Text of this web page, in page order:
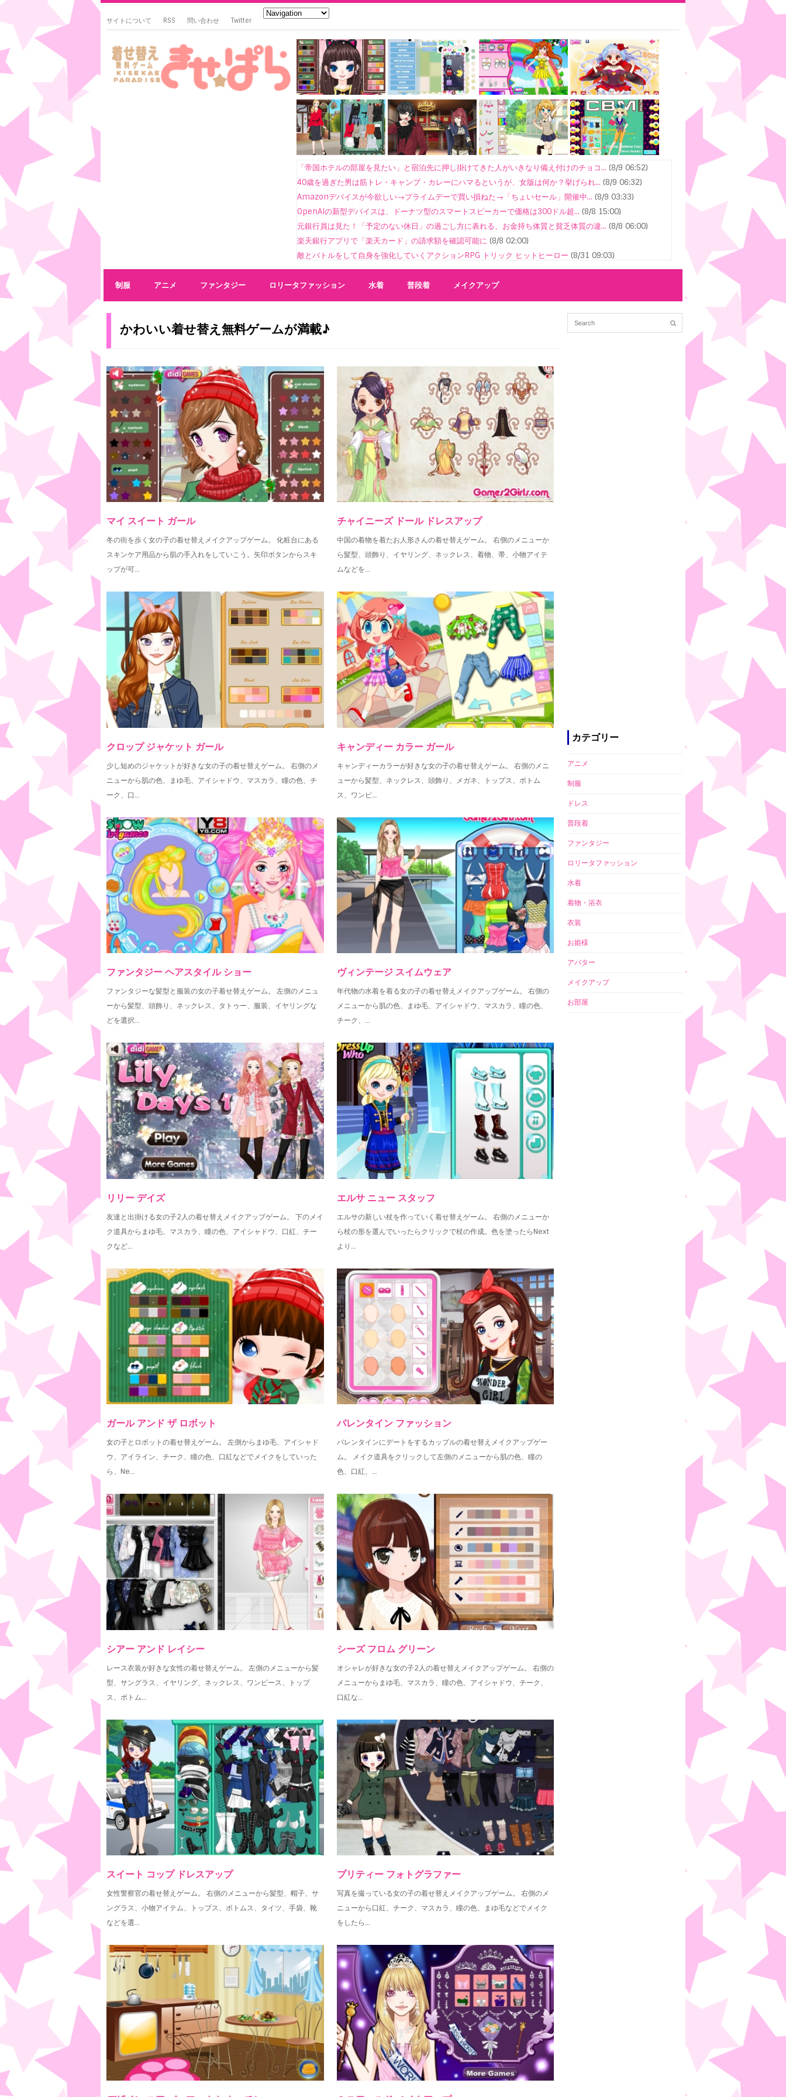
サイトについて RSS 問い合わせ Twitter
「帝国ホテルの部屋を見たい」と宿泊先に押し掛けてきた人がいきなり備え付けのチョコ... (8/9 06:52)
40歳を過ぎた男は筋トレ・キャンプ・カレーにハマるというが、女版は何か？挙げられ... (8/9 06:32)
Amazonデバイスが今欲しい→プライムデーで買い損ねた→「ちょいセール」開催中... (8/9 03:33)
OpenAIの新型デバイスは、ドーナツ型のスマートスピーカーで価格は300ドル超... (8/8 15:00)
元銀行員は見た！「予定のない休日」の過ごし方に表れる、お金持ち体質と貧乏体質の違... (8/8 06:00)
楽天銀行アプリで「楽天カード」の請求額を確認可能に (8/8 02:00)
敵とバトルをして自身を強化していくアクションRPG トリック ヒットヒーロー (8/31 09:03)
話題のオートミールダイエット！ 成功するやり方とレシピ・食べ方(12/23 01:40)
集中してるとき、「オレ今集中してるな」って思って集中途切れる
普段、動画とか投稿するタイミングは自分の中で、納得する時にtiktokも歌もあげ...(8/31 02:46)
キンプリ 戦闘力はまだ足りない
（たぶん）まだ誰も調査していないM-1データ 第2回 歴代でもっとも長い名前の出...
警察庁がDXを推進中…優良運転者講習のオンライン化に様々な声(9/30 01:50)
Powered by livedoor 相互RSS
制服 アニメ ファンタジー ロリータファッション 水着 普段着 メイクアップ
かわいい着せ替え無料ゲームが満載♪
マイ スイート ガール
冬の街を歩く女の子の着せ替えメイクアップゲーム。 化粧台にある
スキンケア用品から肌の手入れをしていこう。矢印ボタンからスキ
ップが可…
チャイニーズ ドール ドレスアップ
中国の着物を着たお人形さんの着せ替えゲーム。 右側のメニューか
ら髪型、頭飾り、イヤリング、ネックレス、着物、帯、小物アイテ
ムなどを…
クロップ ジャケット ガール
少し短めのジャケットが好きな女の子の着せ替えゲーム。 右側のメ
ニューから肌の色、まゆ毛、アイシャドウ、マスカラ、瞳の色、チ
ーク、口…
キャンディー カラー ガール
キャンディーカラーが好きな女の子の着せ替えゲーム。 右側のメニ
ューから髪型、ネックレス、頭飾り、メガネ、トップス、ボトム
ス、ワンピ…
ファンタジー ヘアスタイル ショー
ファンタジーな髪型と服装の女の子着せ替えゲーム。 左側のメニュ
ーから髪型、頭飾り、ネックレス、タトゥー、服装、イヤリングな
どを選択…
ヴィンテージ スイムウェア
年代物の水着を着る女の子の着せ替えメイクアップゲーム。 右側の
メニューから肌の色、まゆ毛、アイシャドウ、マスカラ、瞳の色、
チーク、…
リリー デイズ
友達と出掛ける女の子2人の着せ替えメイクアップゲーム。 下のメイ
ク道具からまゆ毛、マスカラ、瞳の色、アイシャドウ、口紅、チー
クなど…
エルサ ニュー スタッフ
エルサの新しい杖を作っていく着せ替えゲーム。 右側のメニューか
ら杖の形を選んでいったらクリックで杖の作成。色を塗ったらNext
より…
ガール アンド ザ ロボット
女の子とロボットの着せ替えゲーム。 左側からまゆ毛、アイシャド
ウ、アイライン、チーク、瞳の色、口紅などでメイクをしていった
ら、Ne…
バレンタイン ファッション
バレンタインにデートをするカップルの着せ替えメイクアップゲー
ム。 メイク道具をクリックして左側のメニューから肌の色、瞳の
色、口紅、…
シアー アンド レイシー
レース衣装が好きな女性の着せ替えゲーム。 左側のメニューから髪
型、サングラス、イヤリング、ネックレス、ワンピース、トップ
ス、ボトム…
シーズ フロム グリーン
オシャレが好きな女の子2人の着せ替えメイクアップゲーム。 右側の
メニューからまゆ毛、マスカラ、瞳の色、アイシャドウ、チーク、
口紅な…
スイート コップ ドレスアップ
女性警察官の着せ替えゲーム。 右側のメニューから髪型、帽子、サ
ングラス、小物アイテム、トップス、ボトムス、タイツ、手袋、靴
などを選…
プリティー フォトグラファー
写真を撮っている女の子の着せ替えメイクアップゲーム。 右側のメ
ニューから口紅、チーク、マスカラ、瞳の色、まゆ毛などでメイク
をしたら…
カテゴリー
アニメ
制服
ドレス
普段着
ファンタジー
ロリータファッション
水着
着物・浴衣
衣装
お姫様
アバター
メイクアップ
お部屋